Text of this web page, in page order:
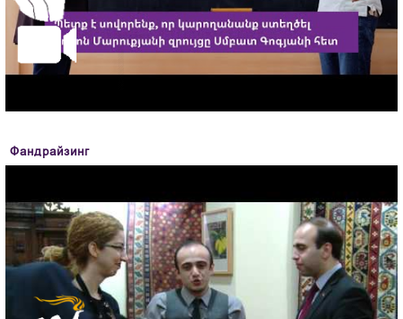
Фандрайзинг